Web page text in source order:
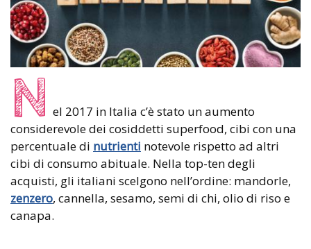
N el 2017 in Italia c’è stato un aumento
considerevole dei cosiddetti superfood, cibi con una
percentuale di nutrienti notevole rispetto ad altri
cibi di consumo abituale. Nella top-ten degli
acquisti, gli italiani scelgono nell’ordine: mandorle,
zenzero, cannella, sesamo, semi di chi, olio di riso e
canapa.